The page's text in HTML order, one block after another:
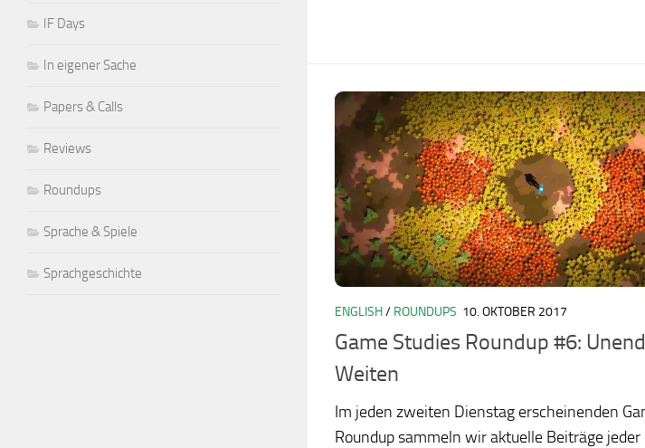
ENGLISH/ ROUNDUPS 10. OKTOBER 2017
Game Studies Roundup #6:
Weiten
Im jeden zweiten Dienstag erscheinenden
Roundup sammeln wir aktuelle Beiträge
IF Days
In eigener Sache
Papers & Calls
Reviews
Roundups
Sprache & Spiele
Sprachgeschichte